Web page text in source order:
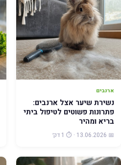
ארנבים
נשירת שיער אצל ארנבים:
פתרונות פשוטים לטיפול ביתי
בריא ומהיר
📅 13.06.2026 · ⏱️ 1 דק׳